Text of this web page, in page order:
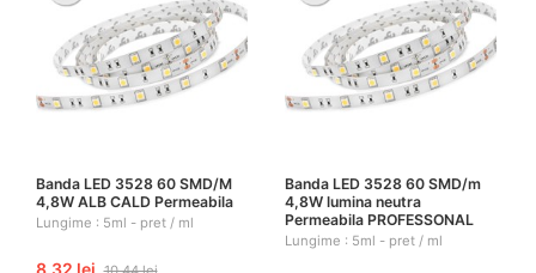
Banda LED 3528 60 SMD/M
4,8W ALB CALD Permeabila
Lungime : 5ml - pret / ml
8,32 lei
Banda LED 3528 60 SMD/m
4,8W lumina neutra
Permeabila PROFESSONAL
Lungime : 5ml - pret / ml